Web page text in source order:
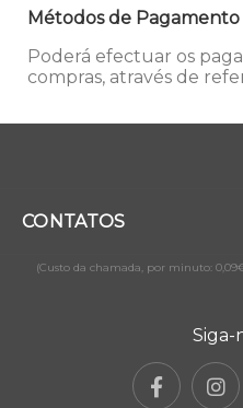
Métodos de Pagamento
Poderá efectuar os
compras, através de
CONTATOS
(Custo da chamada, por minuto:
Siga-